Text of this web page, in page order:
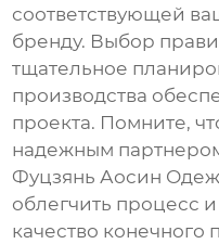
соответствующей
бренду. Выбор
тщательное
производства
проекта. Помните,
надежным
Фуцзянь Аосин
облегчить процесс
качество конечного